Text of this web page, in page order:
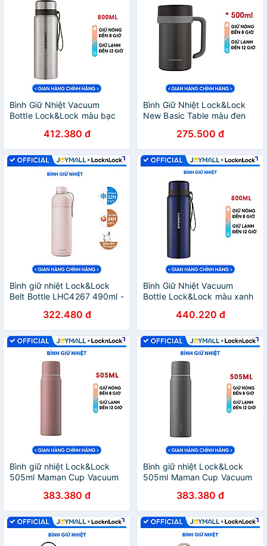
Bình Giữ Nhiệt Vacuum
Bottle Lock&Lock màu bạc
chính hãng, thép không gỉ,
độ bền cao - JoyMall
412.380 đ
Bình Giữ Nhiệt Lock&Lock
New Basic Table màu đen
chính hãng, nắp bình 3 lớp
tiện lợi - JoyMall
275.500 đ
Bình giữ nhiệt Lock&Lock
Belt Bottle LHC4267 490ml -
xách, miệng rộng có thể cho
đá - JoyMall
322.480 đ
Bình Giữ Nhiệt Vacuum
Bottle Lock&Lock màu xanh
Hàng chính hãng, thép
không gỉ, độ bền cao -
JoyMall
440.220 đ
Bình giữ nhiệt Lock&Lock
505ml Maman Cup Vacuum
LHC1487PIK - Hàng chính
hãng, nắp dùng làm cốc
nước uống - JoyMall
383.380 đ
Bình giữ nhiệt Lock&Lock
505ml Maman Cup Vacuum
LHC1487GRY - Hàng chính
hãng, nắp dùng làm cốc
nước uống - JoyMall
383.380 đ